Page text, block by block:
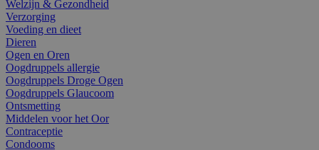
Welzijn & Gezondheid
Verzorging
Voeding en dieet
Dieren
Ogen en Oren
Oogdruppels allergie
Oogdruppels Droge Ogen
Oogdruppels Glaucoom
Ontsmetting
Middelen voor het Oor
Contraceptie
Condooms